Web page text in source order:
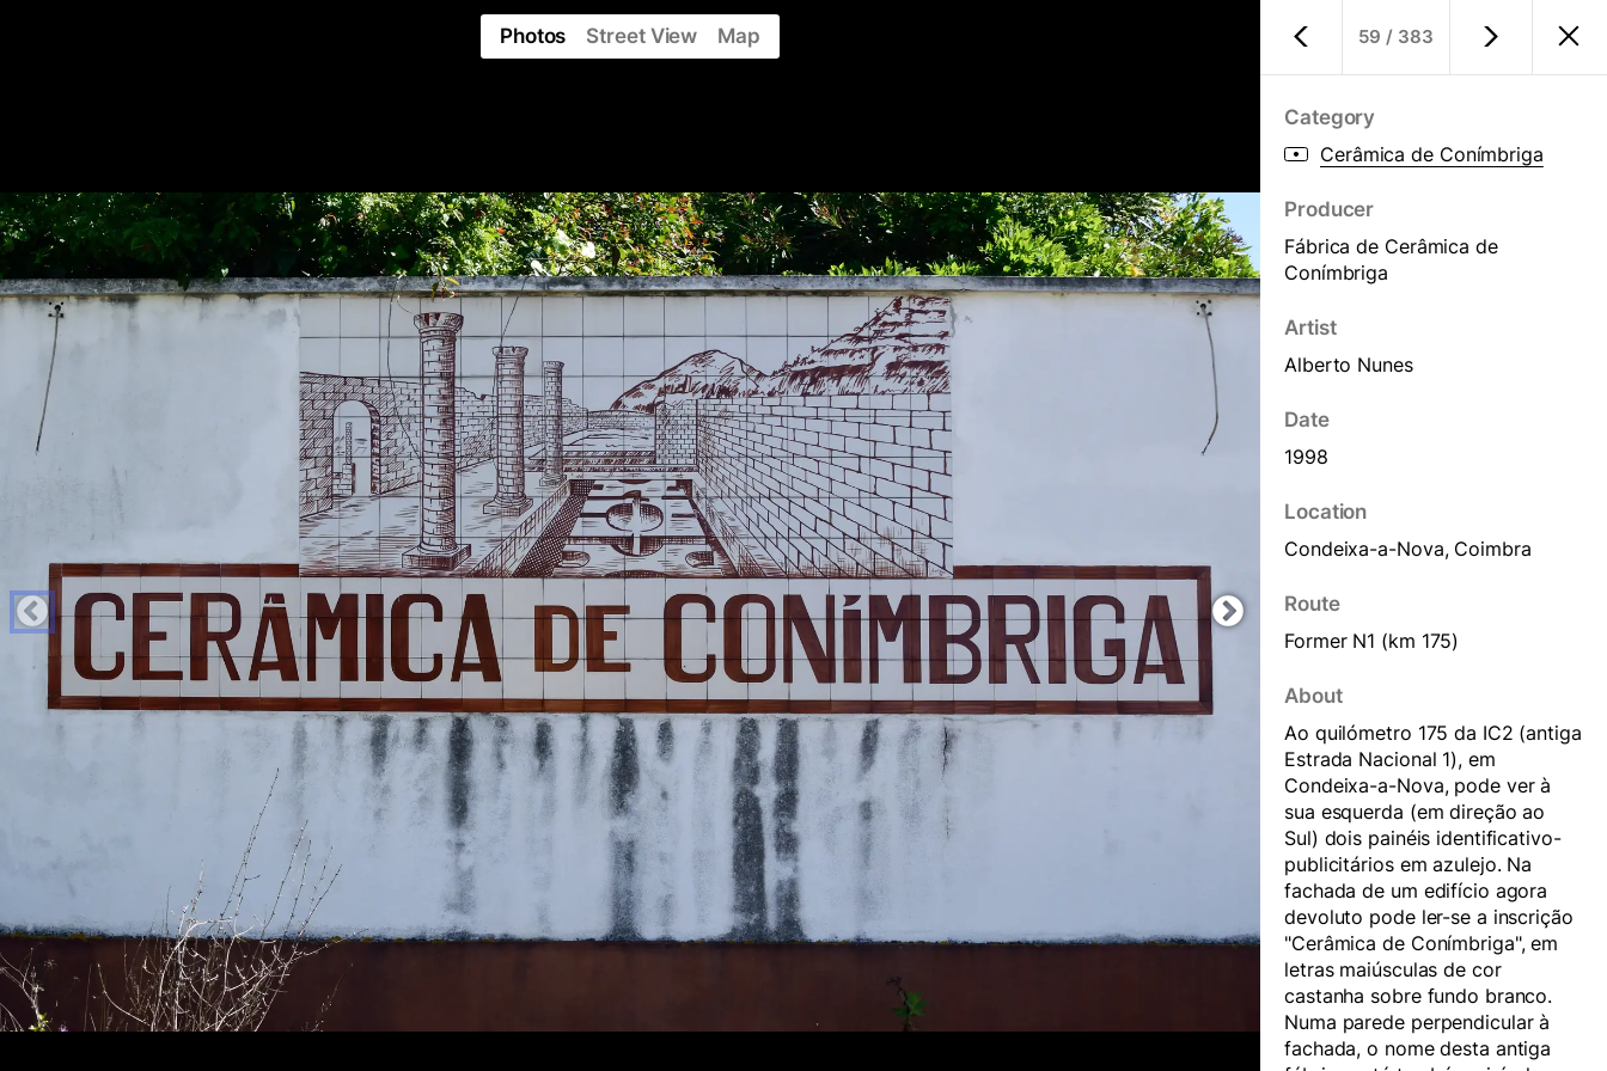
PT / EN
Photos Street View Map 59 / 383
Category
Cerâmica de Conímbriga
Producer
Fábrica de Cerâmica de
Conímbriga
Artist
Alberto Nunes
Date
1998
Location
Condeixa-a-Nova, Coimbra
Route
Former N1 (km 175)
About
Ao quilómetro 175 da IC2 (antiga
Estrada Nacional 1), em
Condeixa-a-Nova, pode ver à
sua esquerda (em direção ao
Sul) dois painéis identificativo-
publicitários em azulejo. Na
fachada de um edifício agora
devoluto pode ler-se a inscrição
"Cerâmica de Coním­briga", em
letras maiúsculas de cor
castanha sobre fundo branco.
Numa parede perpendicular à
fachada, o nome desta antiga